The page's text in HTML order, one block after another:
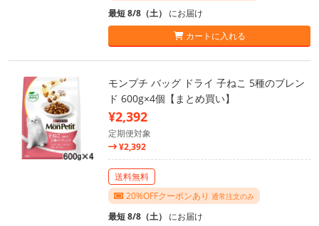
最短 8/8（土） にお届け
カートに入れる
モンプチ バッグ ドライ 子ねこ 5種のブレン
ド 600g×4個【まとめ買い】
¥2,392
定期便対象
¥2,392
送料無料
20%OFFクーポンあり 通常注文のみ
最短 8/8（土） にお届け